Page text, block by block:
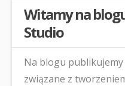
Witamy na
Studio
Na blogu
związane z